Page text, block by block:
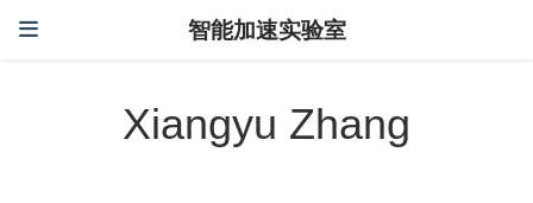
智能加速实验室
Xiangyu Zhang